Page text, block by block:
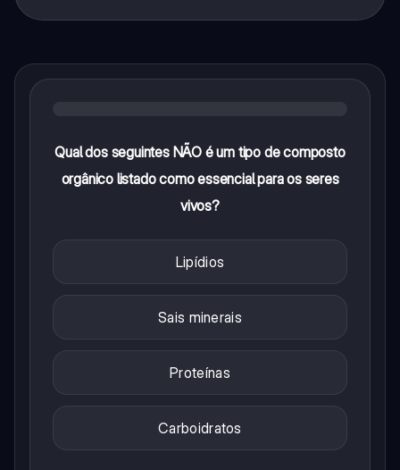
Qual dos seguintes NÃO é um tipo de composto
orgânico listado como essencial para os seres
vivos?
Lipídios
Sais minerais
Proteínas
Carboidratos